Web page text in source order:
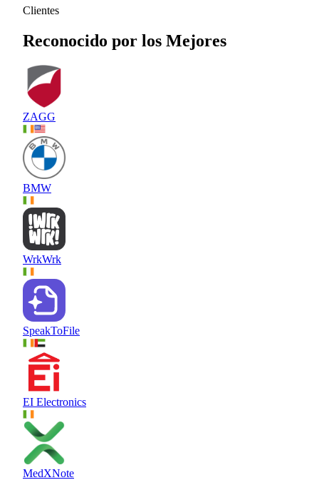
Clientes
Reconocido por los Mejores
ZAGG
BMW
WrkWrk
SpeakToFile
EI Electronics
MedXNote